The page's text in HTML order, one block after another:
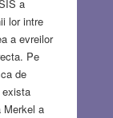
a
lor intre
a evreilor
Pe
de
exista
Merkel a